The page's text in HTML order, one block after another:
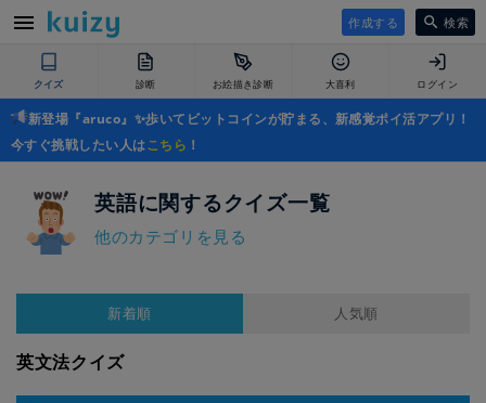
作成する 検索
クイズ 診断 お絵描き診断 大喜利 ログイン
新登場『aruco』✨歩いてビットコインが貯まる、新感覚ポイ活アプリ！
今すぐ挑戦したい人はこちら ！
英語に関するクイズ一覧
他のカテゴリを見る
新着順 人気順
英文法クイズ